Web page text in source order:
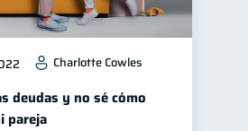
Charlotte Cowles
deudas y no sé cómo
pareja